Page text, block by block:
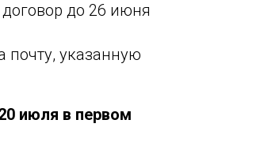
до 26 июня
почту, указанную
июля в первом